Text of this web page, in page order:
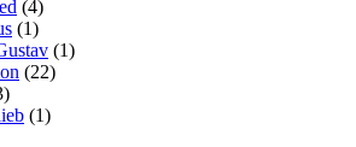
(4)
(1)
(1)
(22)
(1)